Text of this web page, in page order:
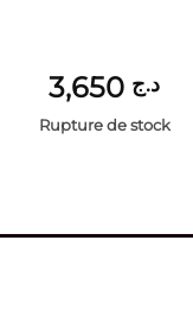
د.ج
Rupture de stock